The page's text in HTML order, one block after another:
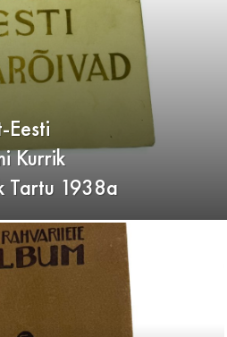
Eesti
Kurrik
Tartu 1938a